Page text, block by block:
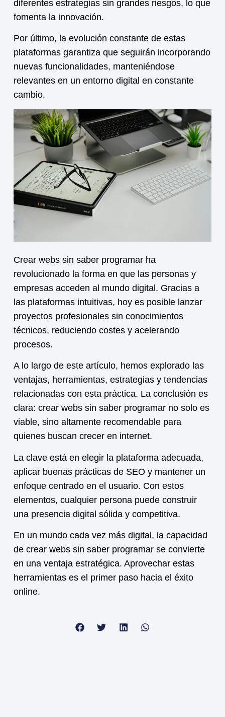
diferentes estrategias sin grandes riesgos, lo que
fomenta la innovación.
Por último, la evolución constante de estas
plataformas garantiza que seguirán incorporando
nuevas funcionalidades, manteniéndose
relevantes en un entorno digital en constante
cambio.
Crear webs sin saber programar ha
revolucionado la forma en que las personas y
empresas acceden al mundo digital. Gracias a
las plataformas intuitivas, hoy es posible lanzar
proyectos profesionales sin conocimientos
técnicos, reduciendo costes y acelerando
procesos.
A lo largo de este artículo, hemos explorado las
ventajas, herramientas, estrategias y tendencias
relacionadas con esta práctica. La conclusión es
clara: crear webs sin saber programar no solo es
viable, sino altamente recomendable para
quienes buscan crecer en internet.
La clave está en elegir la plataforma adecuada,
aplicar buenas prácticas de SEO y mantener un
enfoque centrado en el usuario. Con estos
elementos, cualquier persona puede construir
una presencia digital sólida y competitiva.
En un mundo cada vez más digital, la capacidad
de crear webs sin saber programar se convierte
en una ventaja estratégica. Aprovechar estas
herramientas es el primer paso hacia el éxito
online.